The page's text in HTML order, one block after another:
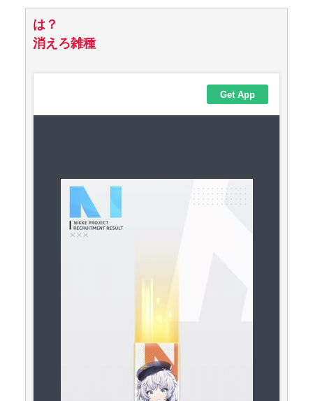
は？
消えろ雑種